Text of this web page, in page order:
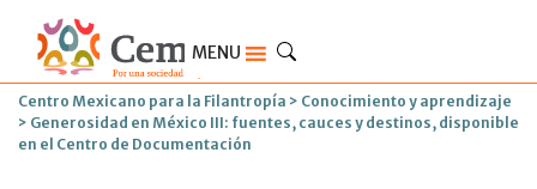
MENU
Centro Mexicano para la Filantropía > Conocimiento y aprendizaje
> Generosidad en México III: fuentes, cauces y destinos, disponible
en el Centro de Documentación